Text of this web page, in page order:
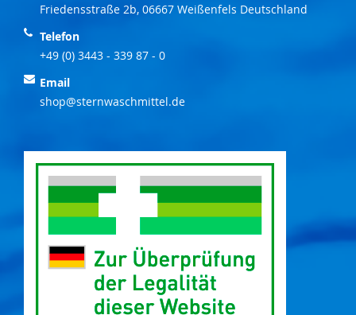
Friedensstraße 2b, 06667 Weißenfels Deutschland
Telefon
+49 (0) 3443 - 339 87 - 0
Email
shop@sternwaschmittel.de